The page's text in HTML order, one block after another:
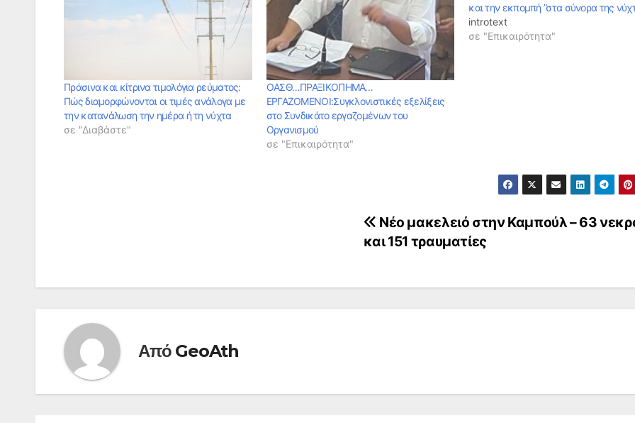
Πράσινα και κίτρινα τιμολόγια ρεύματος:
Πώς διαμορφώνονται οι τιμές ανάλογα με
την κατανάλωση την ημέρα ή τη νύχτα
σε "Διαβάστε"
ΟΑΣΘ…ΠΡΑΞΙΚΟΠΗΜΑ…
ΕΡΓΑΖΟΜΕΝΟΙ:Συγκλονιστικές εξελίξεις
στο Συνδικάτο εργαζομένων του
Οργανισμού
σε "Επικαιρότητα"
και την εκπομπή ”στα σύνορα της
introtext
σε "Επικαιρότητα"
Νέο μακελειό στην Καμπούλ – 63
και 151 τραυματίες
Από GeoAth